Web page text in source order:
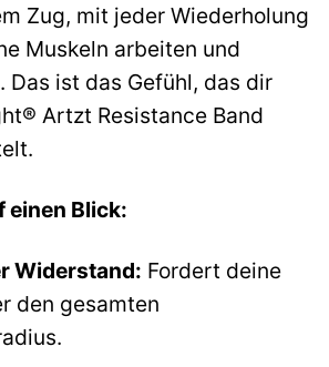
Zug, mit jeder Wiederholung
Muskeln arbeiten und
Das ist das Gefühl, das dir
Artzt Resistance Band
einen Blick:
Widerstand: Fordert deine
den gesamten